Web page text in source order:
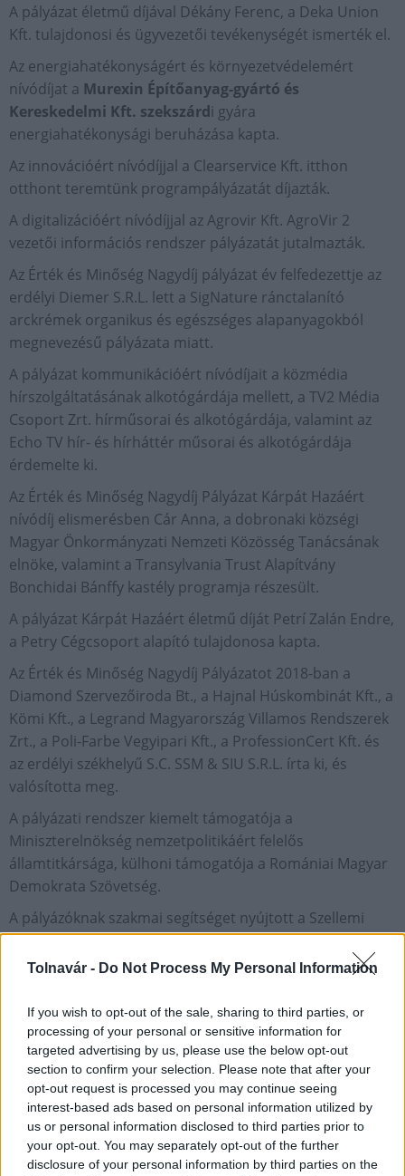
Tolnavár - Do Not Process My Personal Information
If you wish to opt-out of the sale, sharing to third parties, or
processing of your personal or sensitive information for
targeted advertising by us, please use the below opt-out
section to confirm your selection. Please note that after your
opt-out request is processed you may continue seeing
interest-based ads based on personal information utilized by
us or personal information disclosed to third parties prior to
your opt-out. You may separately opt-out of the further
disclosure of your personal information by third parties on the
A pályázat életmű díjával Dékány Ferenc, a Deka Union
Kft. tulajdonosi és ügyvezetői tevékenységét ismerték el.
Az energiahatékonyságért és környezetvédelemért
nívódíjat a Murexin Építőanyag-gyártó és
Kereskedelmi Kft. szekszárdi gyára
energiahatékonysági beruházása kapta.
Az innovációért nívódíjjal a Clearservice Kft. itthon
otthont teremtünk programpályázatát díjazták.
A digitalizációért nívódíjjal az Agrovir Kft. AgroVir 2
vezetői információs rendszer pályázatát jutalmazták.
Az Érték és Minőség Nagydíj pályázat év felfedezettje az
erdélyi Diemer S.R.L. lett a SigNature ránctalanító
arckrémek organikus és egészséges alapanyagokból
megnevezésű pályázata miatt.
A pályázat kommunikációért nívódíjait a közmédia
hírszolgáltatásának alkotógárdája mellett, a TV2 Média
Csoport Zrt. hírműsorai és alkotógárdája, valamint az
Echo TV hír- és hírháttér műsorai és alkotógárdája
érdemelte ki.
Az Érték és Minőség Nagydíj Pályázat Kárpát Hazáért
nívódíj elismerésben Cár Anna, a dobronaki községi
Magyar Önkormányzati Nemzeti Közösség Tanácsának
elnöke, valamint a Transylvania Trust Alapítvány
Bonchidai Bánffy kastély programja részesült.
A pályázat Kárpát Hazáért életmű díját Petrí Zalán Endre,
a Petry Cégcsoport alapító tulajdonosa kapta.
Az Érték és Minőség Nagydíj Pályázatot 2018-ban a
Diamond Szervezőiroda Bt., a Hajnal Húskombinát Kft., a
Kömi Kft., a Legrand Magyarország Villamos Rendszerek
Zrt., a Poli-Farbe Vegyipari Kft., a ProfessionCert Kft. és
az erdélyi székhelyű S.C. SSM & SIU S.R.L. írta ki, és
valósította meg.
A pályázati rendszer kiemelt támogatója a
Miniszterelnökség nemzetpolitikáért felelős
államtitkársága, külhoni támogatója a Romániai Magyar
Demokrata Szövetség.
A pályázóknak szakmai segítséget nyújtott a Szellemi
Tulajdon Nemzeti Hivatala.
Energiahatékonyságért és környezetvédelemért nívódíj
Murexin Építőanyag-gyártó és Kereskedelmi Kft.
AJÁNLJUK MÉG